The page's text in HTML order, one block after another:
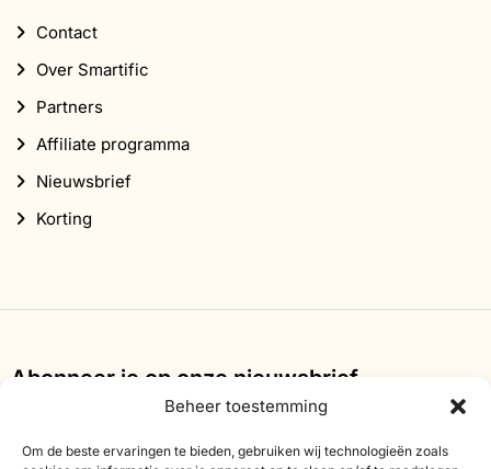
Beheer toestemming
Om de beste ervaringen te bieden, gebruiken wij technologieën zoals
Contact
Over Smartific
Partners
Affiliate programma
Nieuwsbrief
Korting
Abonneer je op onze nieuwsbrief
Schrijf je in voor onze nieuwsbrief en ontvang 10%
korting op je eerste bestelling.